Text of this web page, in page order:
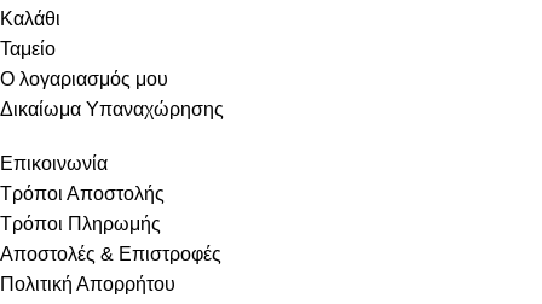
Καλάθι
Ταμείο
Ο λογαριασμός μου
Δικαίωμα Υπαναχώρησης
Επικοινωνία
Τρόποι Αποστολής
Τρόποι Πληρωμής
Αποστολές & Επιστροφές
Πολιτική Απορρήτου